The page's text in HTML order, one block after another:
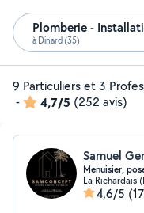
Plomberie -
à Dinard (35)
9 Particuliers et 3
-
4,7/5 (252 avis)
Samuel
Menuisier,
La Richardais
4,6/5